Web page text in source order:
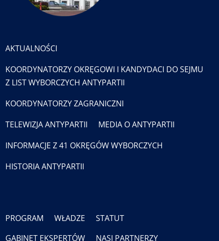
AKTUALNOŚCI
KOORDYNATORZY OKRĘGOWI I KANDYDACI DO SEJMU
Z LIST WYBORCZYCH ANTYPARTII
KOORDYNATORZY ZAGRANICZNI
TELEWIZJA ANTYPARTII
MEDIA O ANTYPARTII
INFORMACJE Z 41 OKRĘGÓW WYBORCZYCH
HISTORIA ANTYPARTII
PROGRAM WŁADZE
STATUT
GABINET EKSPERTÓW
NASI PARTNERZY